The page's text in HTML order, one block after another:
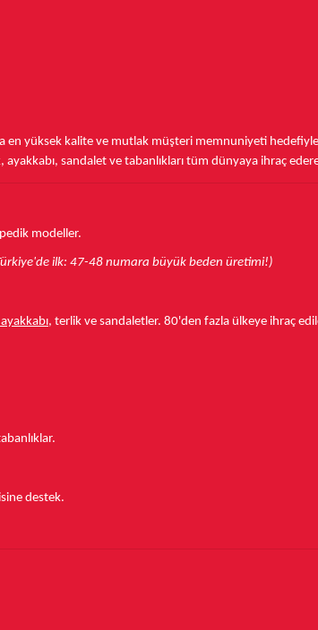
en yüksek kalite ve mutlak müşteri memnuniyeti
sandalet ve tabanlıklarıtüm dünyaya ihraç
modeller.
ilk: 47-48 numara büyük beden üretimi!)
, terlik ve sandaletler. 80'den fazla ülkeye ihraç
destek.